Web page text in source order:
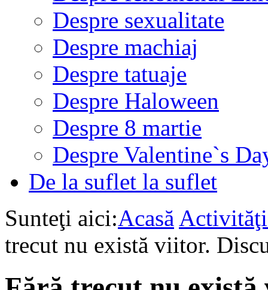
Despre sexualitate
Despre machiaj
Despre tatuaje
Despre Haloween
Despre 8 martie
Despre Valentine`s
De la suflet la suflet
Sunteţi aici:Acasă
trecut nu există viitor.